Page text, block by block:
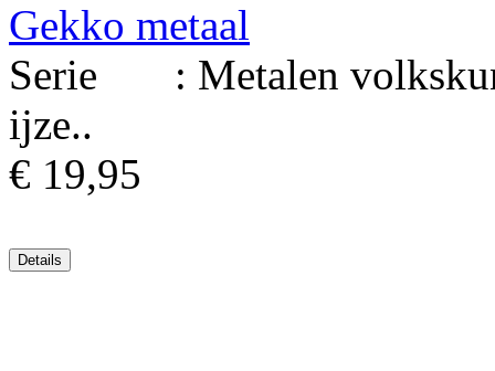
Gekko metaal
Serie : Metalen
ijze..
€ 19,95